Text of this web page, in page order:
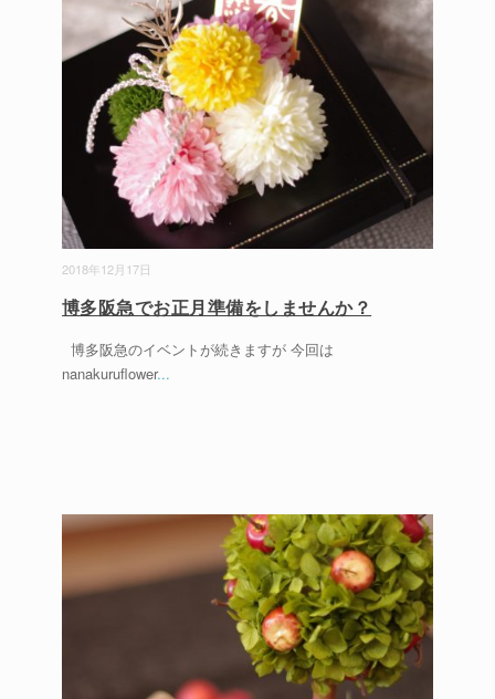
2018年12月17日
博多阪急でお正月準備をしませんか？
博多阪急のイベントが続きますが 今回は
nanakuruflower...